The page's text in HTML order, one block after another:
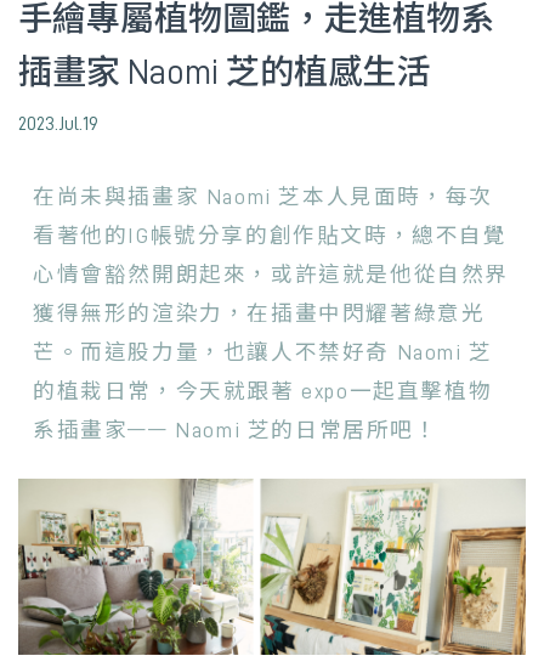
手繪專屬植物圖鑑，走進植物系
插畫家 Naomi 芝的植感生活
2023.Jul.19
在尚未與插畫家 Naomi 芝本人見面時，每次
看著他的IG帳號分享的創作貼文時，總不自覺
心情會豁然開朗起來，或許這就是他從自然界
獲得無形的渲染力，在插畫中閃耀著綠意光
芒。而這股力量，也讓人不禁好奇 Naomi 芝
的植栽日常，今天就跟著 expo一起直擊植物
系插畫家—— Naomi 芝的日常居所吧！